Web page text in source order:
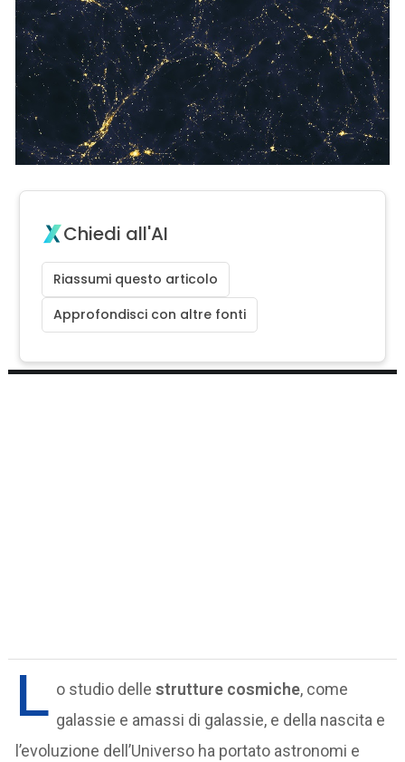
Chiedi all'AI
Riassumi questo articolo
Approfondisci con altre fonti
L o studio delle strutture cosmiche, come
galassie e amassi di galassie, e della nascita e
l’evoluzione dell’Universo ha portato astronomi e